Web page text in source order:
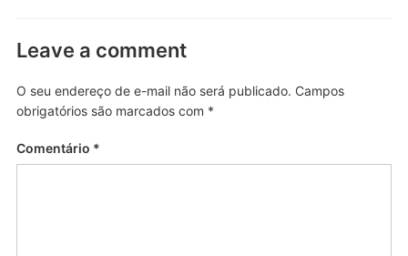
Leave a comment
O seu endereço de e-mail não será publicado. Campos
obrigatórios são marcados com *
Comentário *